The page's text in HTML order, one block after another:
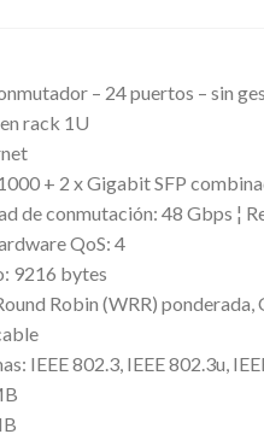
– 24 puertos – sin
rack 1U
+ 2 x Gigabit SFP
de conmutación: 48 Gbps ¦
QoS: 4
9216 bytes
Robin (WRR)
IEEE 802.3, IEEE 802.3u,